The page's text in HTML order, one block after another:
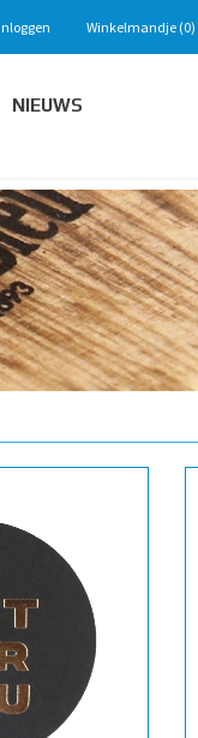
Inloggen Winkelmandje (0)
NIEUWS